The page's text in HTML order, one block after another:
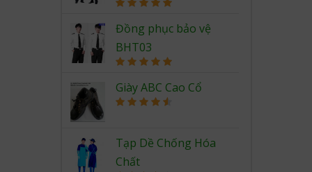
out of 5
Đồng phục bảo vệ
BHT03
out of 5
Giày ABC Cao Cổ
Tạp Dề Chống Hóa
Chất